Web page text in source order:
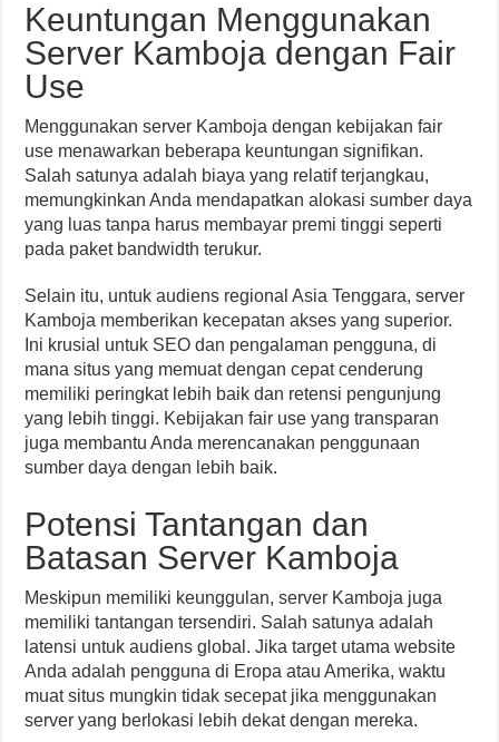
Keuntungan Menggunakan
Server Kamboja dengan Fair
Use
Menggunakan server Kamboja dengan kebijakan fair
use menawarkan beberapa keuntungan signifikan.
Salah satunya adalah biaya yang relatif terjangkau,
memungkinkan Anda mendapatkan alokasi sumber daya
yang luas tanpa harus membayar premi tinggi seperti
pada paket bandwidth terukur.
Selain itu, untuk audiens regional Asia Tenggara, server
Kamboja memberikan kecepatan akses yang superior.
Ini krusial untuk SEO dan pengalaman pengguna, di
mana situs yang memuat dengan cepat cenderung
memiliki peringkat lebih baik dan retensi pengunjung
yang lebih tinggi. Kebijakan fair use yang transparan
juga membantu Anda merencanakan penggunaan
sumber daya dengan lebih baik.
Potensi Tantangan dan
Batasan Server Kamboja
Meskipun memiliki keunggulan, server Kamboja juga
memiliki tantangan tersendiri. Salah satunya adalah
latensi untuk audiens global. Jika target utama website
Anda adalah pengguna di Eropa atau Amerika, waktu
muat situs mungkin tidak secepat jika menggunakan
server yang berlokasi lebih dekat dengan mereka.